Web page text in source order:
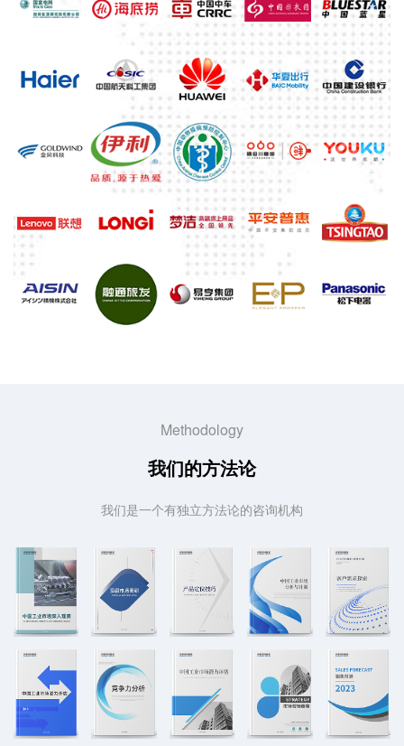
Methodology
我们的方法论
我们是一个有独立方法论的咨询机构